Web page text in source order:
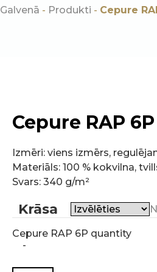
Galvenā - Produkti - Cepure
Cepure RAP 6P
Izmēri: viens izmērs,
Materiāls: 100 % kokvilna,
Svars: 340 g/m²
Krāsa
Cepure RAP 6P quantity
-